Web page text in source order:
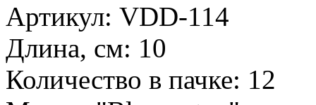
Артикул: VDD-114
Длина, см: 10
Количество в пачке: 12